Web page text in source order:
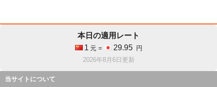
本日の適用レート
1 元 = 29.95
円
2026年8月6日更新
当サイトについて